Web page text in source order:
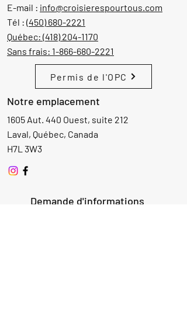
E-mail : info@croisierespourtous.com
Tél : (450) 680-2221
Québec: (418) 204-1170
Sans frais: 1-866-680-2221
Permis de l'OPC
Notre emplacement
1605 Aut. 440 Ouest, suite 212
Laval, Québec, Canada
H7L 3W3
Demande d'informations